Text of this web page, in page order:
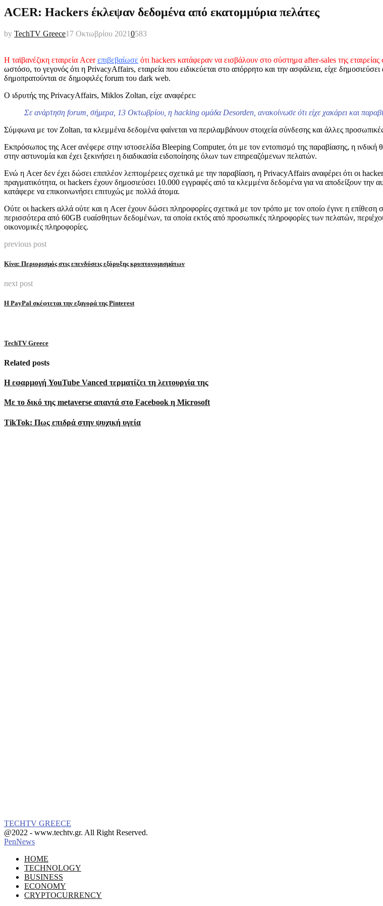
ACER: Hackers έκλεψαν δεδομένα από εκατομμύρια πελάτες
by TechTV Greece17 Οκτωβρίου 20210583
Η ταϊβανέζικη εταιρεία Acerεπιβεβαίωσε ότι hackers κατάφεραν να εισβάλουν στο σύστημα after-sales της
ωστόσο, το γεγονός ότι η PrivacyAffairs, εταιρεία που ειδικεύεται στο απόρρητο και την ασφάλεια, είχε
δημοπρατούνται σε δημοφιλές forum του dark web.
Ο ιδρυτής της PrivacyAffairs, Miklos Zoltan, είχε αναφέρει:
Σε ανάρτηση forum, σήμερα, 13 Οκτωβρίου, η hacking ομάδα Desorden, ανακοίνωσε ότι είχε χακάρει και
Σύμφωνα με τον Zoltan, τα κλεμμένα δεδομένα φαίνεται να περιλαμβάνουν στοιχεία σύνδεσης και άλλες
Εκπρόσωπος της Acer ανέφερε στην ιστοσελίδα Bleeping Computer, ότι με τον εντοπισμό της παραβίασης, η
στην αστυνομία και έχει ξεκινήσει η διαδικασία ειδοποίησης όλων των επηρεαζόμενων πελατών.
Ενώ η Acer δεν έχει δώσει επιπλέον λεπτομέρειες σχετικά με την παραβίαση, η PrivacyAffairs αναφέρει ότι οι
πραγματικότητα, οι hackers έχουν δημοσιεύσει 10.000 εγγραφές από τα κλεμμένα δεδομένα για να αποδείξουν την
κατάφερε να επικοινωνήσει επιτυχώς με πολλά άτομα.
Ούτε οι hackers αλλά ούτε και η Acer έχουν δώσει πληροφορίες σχετικά με τον τρόπο με τον οποίο έγινε η επίθεση
περισσότερα από 60GB ευαίσθητων δεδομένων, τα οποία εκτός από προσωπικές πληροφορίες των πελατών,
οικονομικές πληροφορίες.
previous post
Κίνα: Περιορισμός στις επενδύσεις εξόρυξης κρυπτονομισμάτων
next post
H PayPal σκέφτεται την εξαγορά της Pinterest
TechTV Greece
Related posts
Η εφαρμογή YouTube Vanced τερματίζει τη λειτουργία της
Mε το δικό της metaverse απαντά στο Facebook η Microsoft
TikTok: Πως επιδρά στην ψυχική υγεία
TECHTV GREECE
Facebook
Instagram
@2022 - www.techtv.gr. All Right Reserved.
PenNews
HOME
TECHNOLOGY
BUSINESS
ECONOMY
CRYPTOCURRENCY